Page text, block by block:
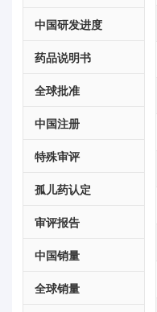
中国研发进度
药品说明书
全球批准
中国注册
特殊审评
孤儿药认定
审评报告
中国销量
全球销量